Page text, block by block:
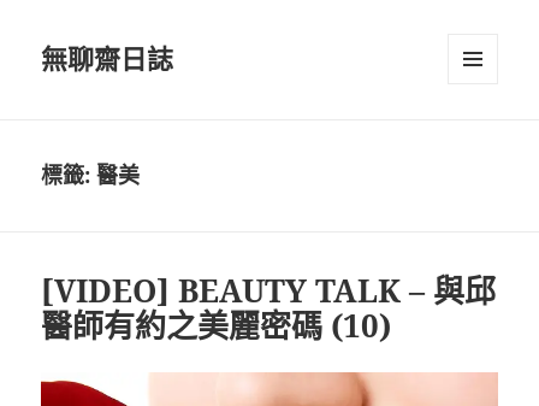
無聊齋日誌
標籤:醫美
[VIDEO] BEAUTY TALK – 與邱
醫師有約之美麗密碼 (10)